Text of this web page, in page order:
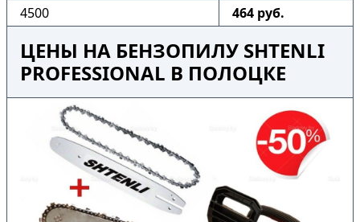
4500
464 руб.
ЦЕНЫ НА БЕНЗОПИЛУ SHTENLI
PROFESSIONAL В ПОЛОЦКЕ